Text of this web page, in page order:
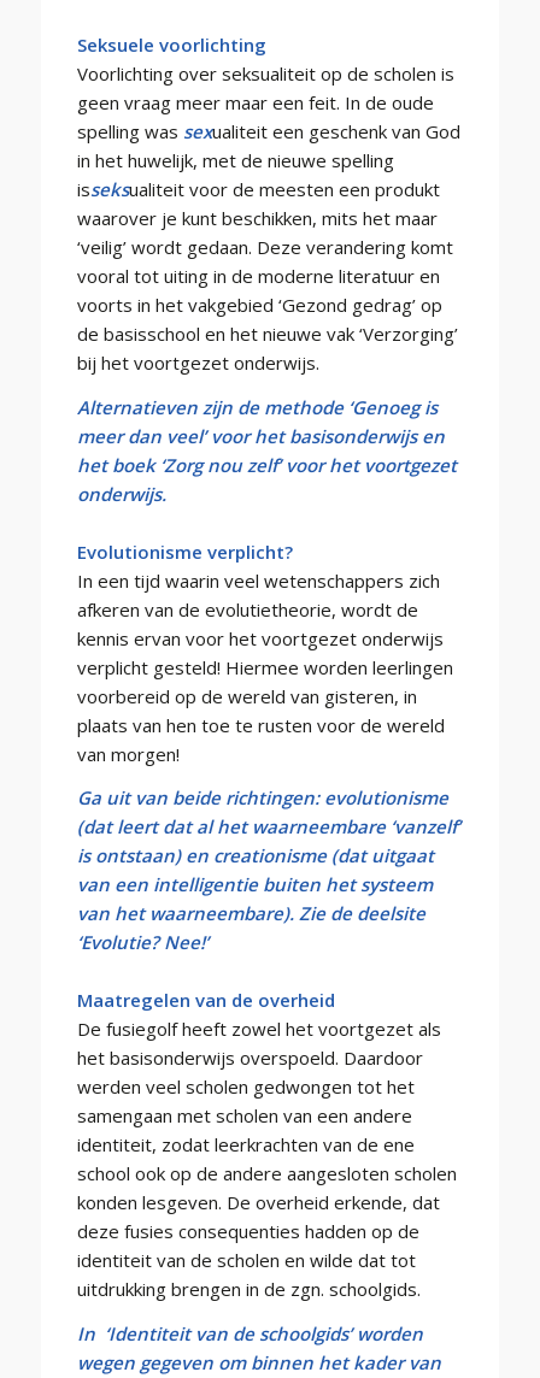
Seksuele voorlichting
Voorlichting over seksualiteit op de scholen is
geen vraag meer maar een feit. In de oude
spelling was sexualiteit een geschenk van God
in het huwelijk, met de nieuwe spelling
isseksualiteit voor de meesten een produkt
waarover je kunt beschikken, mits het maar
‘veilig’ wordt gedaan. Deze verandering komt
vooral tot uiting in de moderne literatuur en
voorts in het vakgebied ‘Gezond gedrag’ op
de basisschool en het nieuwe vak ‘Verzorging’
bij het voortgezet onderwijs.
Alternatieven zijn de methode ‘Genoeg is
meer dan veel’ voor het basisonderwijs en
het boek ‘Zorg nou zelf’ voor het voortgezet
onderwijs.
Evolutionisme verplicht?
In een tijd waarin veel wetenschappers zich
afkeren van de evolutietheorie, wordt de
kennis ervan voor het voortgezet onderwijs
verplicht gesteld! Hiermee worden leerlingen
voorbereid op de wereld van gisteren, in
plaats van hen toe te rusten voor de wereld
van morgen!
Ga uit van beide richtingen: evolutionisme
(dat leert dat al het waarneembare ‘vanzelf’
is ontstaan) en creationisme (dat uitgaat
van een intelligentie buiten het systeem
van het waarneembare). Zie de deelsite
‘Evolutie? Nee!’
Maatregelen van de overheid
De fusiegolf heeft zowel het voortgezet als
het basisonderwijs overspoeld. Daardoor
werden veel scholen gedwongen tot het
samengaan met scholen van een andere
identiteit, zodat leerkrachten van de ene
school ook op de andere aangesloten scholen
konden lesgeven. De overheid erkende, dat
deze fusies consequenties hadden op de
identiteit van de scholen en wilde dat tot
uitdrukking brengen in de zgn. schoolgids.
In ‘Identiteit van de schoolgids’ worden
wegen gegeven om binnen het kader van